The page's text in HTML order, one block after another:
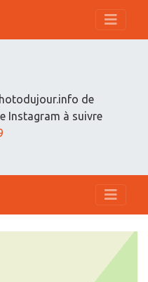
de
Instagram à suivre